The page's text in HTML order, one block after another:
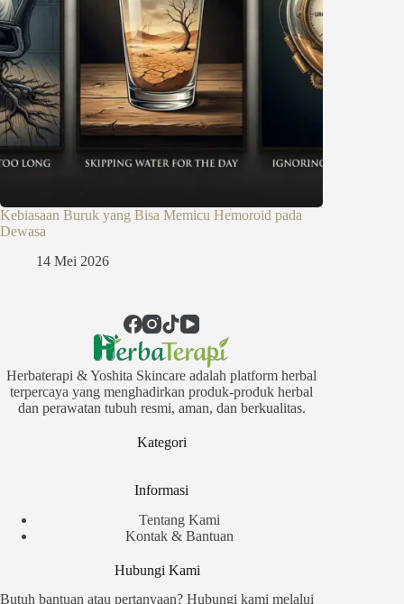
Kebiasaan Buruk yang Bisa Memicu Hemoroid pada
Dewasa
14 Mei 2026
Herbaterapi & Yoshita Skincare adalah platform herbal
terpercaya yang menghadirkan produk-produk herbal
dan perawatan tubuh resmi, aman, dan berkualitas.
Kategori
Informasi
Tentang Kami
Kontak & Bantuan
Hubungi Kami
Butuh bantuan atau pertanyaan? Hubungi kami melalui